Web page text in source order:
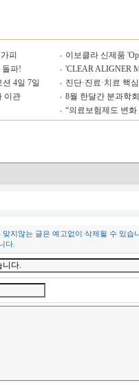
피
이보클라 신제품
돌파!
'CLEAR ALIGNER
4일 7일
진단·진료·치료 핵
이관
8월 한달간 분과학
“의료보험제도 변
지않는 글은 예고없이 삭제될 수 있습
다.